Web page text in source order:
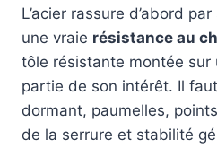
L’acier rassure d’abord
une vraie résistance au
tôle résistante montée
partie de son intérêt. Il
dormant, paumelles,
de la serrure et stabilité